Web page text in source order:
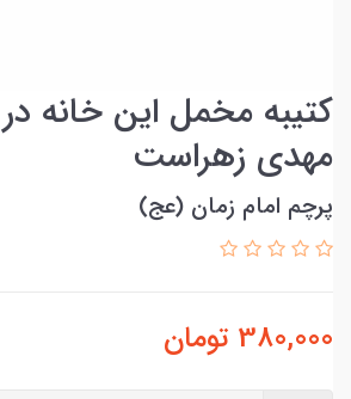
کتیبه مخمل این خانه در
مهدی زهراست
پرچم امام زمان (عج)
380,000 تومان